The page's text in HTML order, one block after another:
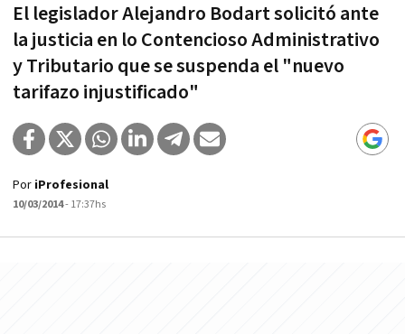
El legislador Alejandro Bodart solicitó ante
la justicia en lo Contencioso Administrativo
y Tributario que se suspenda el "nuevo
tarifazo injustificado"
Por iProfesional
10/03/2014- 17:37hs